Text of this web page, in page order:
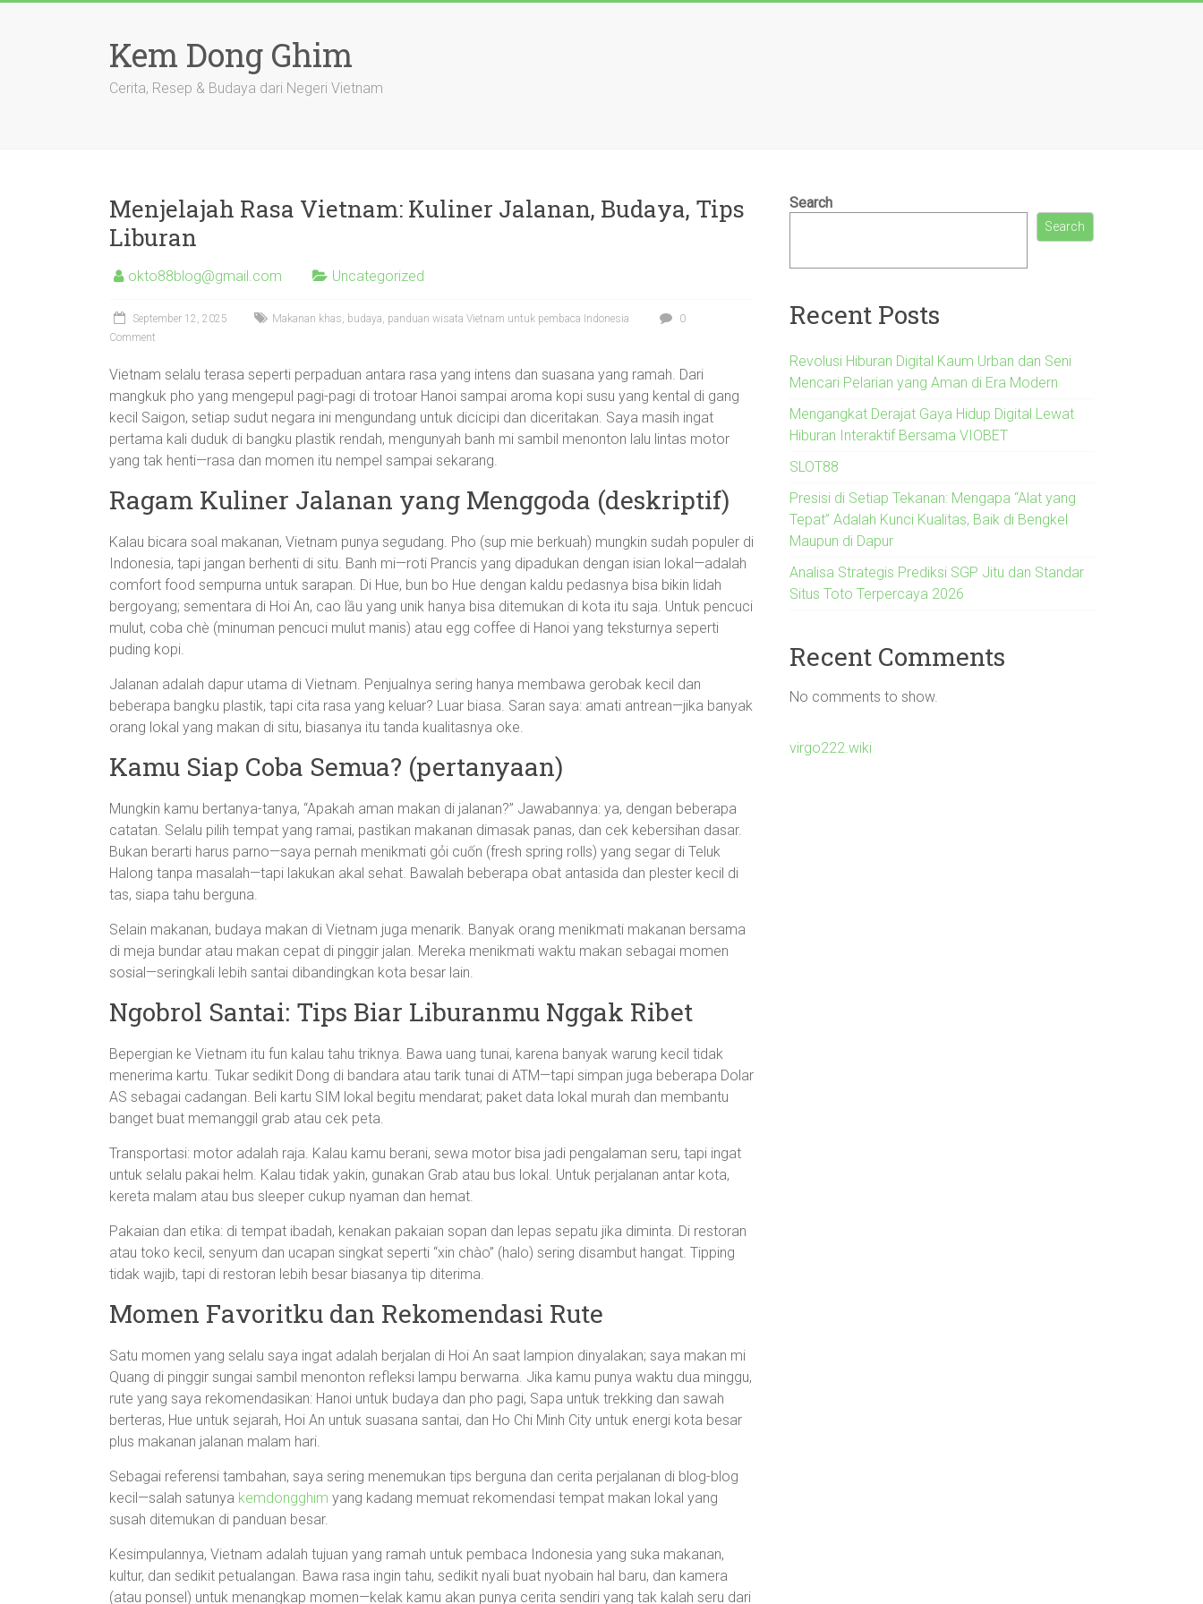
Kem Dong Ghim
Cerita, Resep & Budaya dari Negeri Vietnam
Menjelajah Rasa Vietnam: Kuliner Jalanan, Budaya, Tips
Liburan
okto88blog@gmail.com Uncategorized
September 12, 2025 Makanan khas, budaya, panduan wisata Vietnam untuk pembaca Indonesia
0
Comment
Vietnam selalu terasa seperti perpaduan antara rasa yang intens dan suasana yang ramah. Dari
mangkuk pho yang mengepul pagi-pagi di trotoar Hanoi sampai aroma kopi susu yang kental di gang
kecil Saigon, setiap sudut negara ini mengundang untuk dicicipi dan diceritakan. Saya masih ingat
pertama kali duduk di bangku plastik rendah, mengunyah banh mi sambil menonton lalu lintas motor
yang tak henti—rasa dan momen itu nempel sampai sekarang.
Ragam Kuliner Jalanan yang Menggoda (deskriptif)
Kalau bicara soal makanan, Vietnam punya segudang. Pho (sup mie berkuah) mungkin sudah populer di
Indonesia, tapi jangan berhenti di situ. Banh mi—roti Prancis yang dipadukan dengan isian lokal—adalah
comfort food sempurna untuk sarapan. Di Hue, bun bo Hue dengan kaldu pedasnya bisa bikin lidah
bergoyang; sementara di Hoi An, cao lầu yang unik hanya bisa ditemukan di kota itu saja. Untuk pencuci
mulut, coba chè (minuman pencuci mulut manis) atau egg coffee di Hanoi yang teksturnya seperti
puding kopi.
Jalanan adalah dapur utama di Vietnam. Penjualnya sering hanya membawa gerobak kecil dan
beberapa bangku plastik, tapi cita rasa yang keluar? Luar biasa. Saran saya: amati antrean—jika banyak
orang lokal yang makan di situ, biasanya itu tanda kualitasnya oke.
Kamu Siap Coba Semua? (pertanyaan)
Mungkin kamu bertanya-tanya, “Apakah aman makan di jalanan?” Jawabannya: ya, dengan beberapa
catatan. Selalu pilih tempat yang ramai, pastikan makanan dimasak panas, dan cek kebersihan dasar.
Bukan berarti harus parno—saya pernah menikmati gỏi cuốn (fresh spring rolls) yang segar di Teluk
Halong tanpa masalah—tapi lakukan akal sehat. Bawalah beberapa obat antasida dan plester kecil di
tas, siapa tahu berguna.
Selain makanan, budaya makan di Vietnam juga menarik. Banyak orang menikmati makanan bersama
di meja bundar atau makan cepat di pinggir jalan. Mereka menikmati waktu makan sebagai momen
sosial—seringkali lebih santai dibandingkan kota besar lain.
Ngobrol Santai: Tips Biar Liburanmu Nggak Ribet
Bepergian ke Vietnam itu fun kalau tahu triknya. Bawa uang tunai, karena banyak warung kecil tidak
menerima kartu. Tukar sedikit Dong di bandara atau tarik tunai di ATM—tapi simpan juga beberapa Dolar
AS sebagai cadangan. Beli kartu SIM lokal begitu mendarat; paket data lokal murah dan membantu
banget buat memanggil grab atau cek peta.
Transportasi: motor adalah raja. Kalau kamu berani, sewa motor bisa jadi pengalaman seru, tapi ingat
untuk selalu pakai helm. Kalau tidak yakin, gunakan Grab atau bus lokal. Untuk perjalanan antar kota,
kereta malam atau bus sleeper cukup nyaman dan hemat.
Pakaian dan etika: di tempat ibadah, kenakan pakaian sopan dan lepas sepatu jika diminta. Di restoran
atau toko kecil, senyum dan ucapan singkat seperti “xin chào” (halo) sering disambut hangat. Tipping
tidak wajib, tapi di restoran lebih besar biasanya tip diterima.
Momen Favoritku dan Rekomendasi Rute
Satu momen yang selalu saya ingat adalah berjalan di Hoi An saat lampion dinyalakan; saya makan mi
Quang di pinggir sungai sambil menonton refleksi lampu berwarna. Jika kamu punya waktu dua minggu,
rute yang saya rekomendasikan: Hanoi untuk budaya dan pho pagi, Sapa untuk trekking dan sawah
berteras, Hue untuk sejarah, Hoi An untuk suasana santai, dan Ho Chi Minh City untuk energi kota besar
plus makanan jalanan malam hari.
Sebagai referensi tambahan, saya sering menemukan tips berguna dan cerita perjalanan di blog-blog
kecil—salah satunya kemdongghim yang kadang memuat rekomendasi tempat makan lokal yang
susah ditemukan di panduan besar.
Kesimpulannya, Vietnam adalah tujuan yang ramah untuk pembaca Indonesia yang suka makanan,
kultur, dan sedikit petualangan. Bawa rasa ingin tahu, sedikit nyali buat nyobain hal baru, dan kamera
(atau ponsel) untuk menangkap momen—kelak kamu akan punya cerita sendiri yang tak kalah seru dari
Search
Search
Recent Posts
Revolusi Hiburan Digital Kaum Urban dan Seni
Mencari Pelarian yang Aman di Era Modern
Mengangkat Derajat Gaya Hidup Digital Lewat
Hiburan Interaktif Bersama VIOBET
SLOT88
Presisi di Setiap Tekanan: Mengapa “Alat yang
Tepat” Adalah Kunci Kualitas, Baik di Bengkel
Maupun di Dapur
Analisa Strategis Prediksi SGP Jitu dan Standar
Situs Toto Terpercaya 2026
Recent Comments
No comments to show.
virgo222.wiki